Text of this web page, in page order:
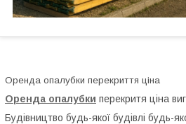
Оренда опалубки перекриття ціна
Оренда опалубки перекритя ціна
Будівництво будь-якої будівлі будь-